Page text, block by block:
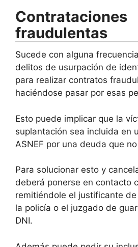
Contrataciones
fraudulentas
Sucede con alguna
delitos de usurpación de
para realizar contratos
haciéndose pasar por esas
Esto puede implicar que la
suplantación sea incluida en
ASNEF por una deuda que
Para solucionar esto y
deberá ponerse en contacto
remitiéndole el justificante
la policía o el juzgado de
DNI.